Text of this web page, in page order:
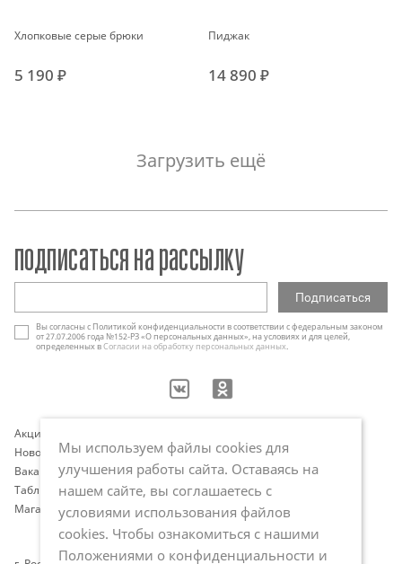
Хлопковые серые брюки
5 190 ₽
Пиджак
14 890 ₽
Загрузить ещё
Акции
Новости
Вакансии
Таблица размеров
Магазины
Оплата и доставка
Программа лояльности
Публичная оферта
Политика обработки
персональных данных
подписаться на рассылку
Вы согласны с Политикой конфиденциальности в соответствии с федеральным законом
от 27.07.2006 года №152-РЗ «О персональных данных», на условиях и для целей,
определенных вСогласии на обработку персональных данных.
Мы используем файлы cookies для
улучшения работы сайта. Оставаясь на
нашем сайте, вы соглашаетесь с
условиями использования файлов
cookies. Чтобы ознакомиться с нашими
Положениями о конфиденциальности и